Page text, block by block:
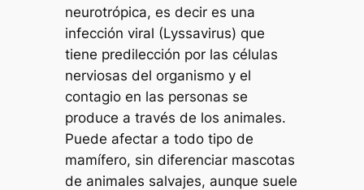
neurotrópica, es decir es una
infección viral (Lyssavirus) que
tiene predilección por las células
nerviosas del organismo y el
contagio en las personas se
produce a través de los animales.
Puede afectar a todo tipo de
mamífero, sin diferenciar mascotas
de animales salvajes, aunque suele